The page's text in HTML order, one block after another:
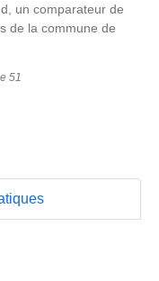
un comparateur de
de la commune de
51